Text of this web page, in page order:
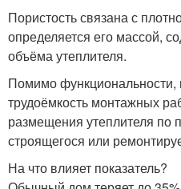
Пористость связана с
определяется его массой,
объёма утеплителя.
Помимо функциональности,
трудоёмкость монтажных
размещения утеплителя по
строящегося или
На что влияет показатель?